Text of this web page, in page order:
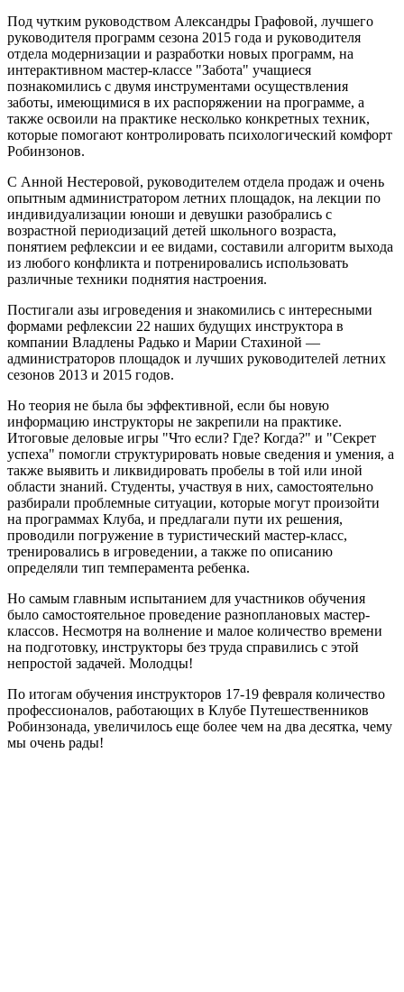
Под чутким руководством Александры Графовой, лучшего
руководителя программ сезона 2015 года и руководителя
отдела модернизации и разработки новых программ, на
интерактивном мастер-классе "Забота" учащиеся
познакомились с двумя инструментами осуществления
заботы, имеющимися в их распоряжении на программе, а
также освоили на практике несколько конкретных техник,
которые помогают контролировать психологический комфорт
Робинзонов.
С Анной Нестеровой, руководителем отдела продаж и очень
опытным администратором летних площадок, на лекции по
индивидуализации юноши и девушки разобрались с
возрастной периодизаций детей школьного возраста,
понятием рефлексии и ее видами, составили алгоритм выхода
из любого конфликта и потренировались использовать
различные техники поднятия настроения.
Постигали азы игроведения и знакомились с интересными
формами рефлексии 22 наших будущих инструктора в
компании Владлены Радько и Марии Стахиной —
администраторов площадок и лучших руководителей летних
сезонов 2013 и 2015 годов.
Но теория не была бы эффективной, если бы новую
информацию инструкторы не закрепили на практике.
Итоговые деловые игры "Что если? Где? Когда?" и "Секрет
успеха" помогли структурировать новые сведения и умения, а
также выявить и ликвидировать пробелы в той или иной
области знаний. Студенты, участвуя в них, самостоятельно
разбирали проблемные ситуации, которые могут произойти
на программах Клуба, и предлагали пути их решения,
проводили погружение в туристический мастер-класс,
тренировались в игроведении, а также по описанию
определяли тип темперамента ребенка.
Но самым главным испытанием для участников обучения
было самостоятельное проведение разноплановых мастер-
классов. Несмотря на волнение и малое количество времени
на подготовку, инструкторы без труда справились с этой
непростой задачей. Молодцы!
По итогам обучения инструкторов 17-19 февраля количество
профессионалов, работающих в Клубе Путешественников
Робинзонада, увеличилось еще более чем на два десятка, чему
мы очень рады!